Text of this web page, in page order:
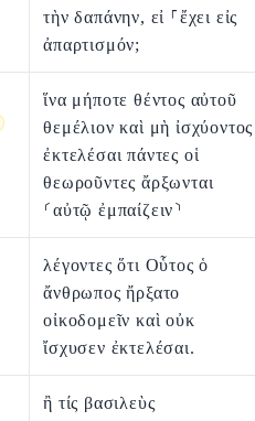
τὴν δαπάνην, εἰ ⸀ἔχει εἰς
ἀπαρτισμόν;
ἵνα μήποτε θέντος αὐτοῦ
θεμέλιον καὶ μὴ ἰσχύοντος
ἐκτελέσαι πάντες οἱ
θεωροῦντες ἄρξωνται
⸂αὐτῷ ἐμπαίζειν⸃
λέγοντες ὅτι Οὗτος ὁ
ἄνθρωπος ἤρξατο
οἰκοδομεῖν καὶ οὐκ
ἴσχυσεν ἐκτελέσαι.
ἢ τίς βασιλεὺς